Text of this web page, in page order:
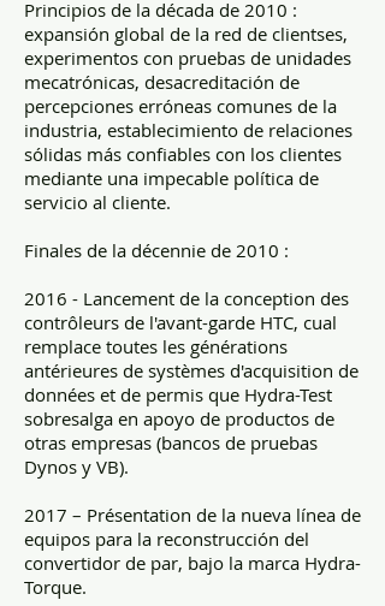
Principios de la década de 2010 :
expansión global de la red de clientses,
experimentos con pruebas de unidades
mecatrónicas, desacreditación de
percepciones erróneas comunes de la
industria, establecimiento de relaciones
sólidas más confiables con los clientes
mediante una impecable política de
servicio al cliente.
Finales de la décennie de 2010 :
2016 - Lancement de la conception des
contrôleurs de l'avant-garde HTC, cual
remplace toutes les générations
antérieures de systèmes d'acquisition de
données et de permis que Hydra-Test
sobresalga en apoyo de productos de
otras empresas (bancos de pruebas
Dynos y VB).
2017 – Présentation de la nueva línea de
equipos para la reconstrucción del
convertidor de par, bajo la marca Hydra-
Torque.